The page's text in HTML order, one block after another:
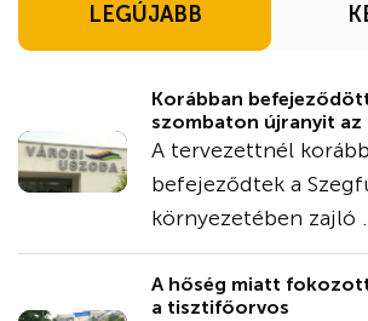
LEGÚJABB
Korábban
szombaton újranyit az
A tervezettnél
befejeződtek a
környezetében zajló
A hőség miatt
a tisztifőorvos